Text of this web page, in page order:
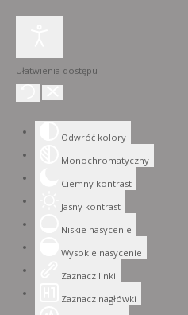
Ułatwienia dostępu
Odwróć kolory
Monochromatyczny
Ciemny kontrast
Jasny kontrast
Niskie nasycenie
Wysokie nasycenie
Zaznacz linki
Zaznacz nagłówki